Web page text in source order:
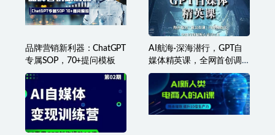
品牌营销新利器：ChatGPT
专属SOP，70+提问模板
AI航海·深海潜行，GPT自
媒体精英课，全网首创调
教心流法3.0